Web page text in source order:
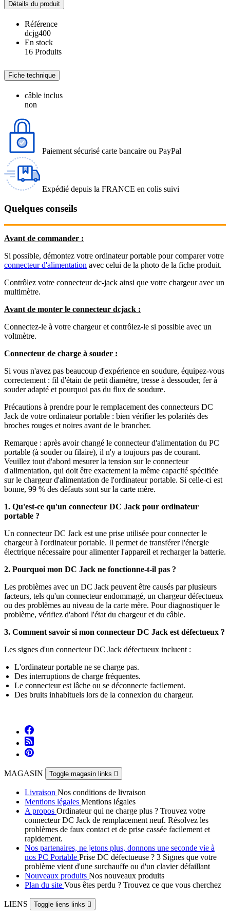
Détails du produit
Référence
dcjg400
En stock
16 Produits
Fiche technique
câble inclus
non
Paiement sécurisé carte bancaire ou PayPal
Expédié depuis la FRANCE en colis suivi
Quelques conseils
Avant de commander :
Si possible, démontez votre ordinateur portable pour comparer votre
connecteur d'alimentation avec celui de la photo de la fiche produit.
Contrôlez votre connecteur dc-jack ainsi que votre chargeur avec un
multimètre.
Avant de monter le connecteur dcjack :
Connectez-le à votre chargeur et contrôlez-le si possible avec un
voltmètre.
Connecteur de charge à souder :
Si vous n'avez pas beaucoup d'expérience en soudure, équipez-vous
correctement : fil d'étain de petit diamètre, tresse à dessouder, fer à
souder adapté et pourquoi pas du flux de soudure.
Précautions à prendre pour le remplacement des connecteurs DC
Jack de votre ordinateur portable : bien vérifier les polarités des
broches rouges et noires avant de le brancher.
Remarque : après avoir changé le connecteur d'alimentation du PC
portable (à souder ou filaire), il n'y a toujours pas de courant.
Veuillez tout d'abord mesurer la tension sur le connecteur
d'alimentation, qui doit être exactement la même capacité spécifiée
sur le chargeur d'alimentation de l'ordinateur portable. Si celle-ci est
bonne, 99 % des défauts sont sur la carte mère.
1. Qu'est-ce qu'un connecteur DC Jack pour ordinateur
portable ?
Un connecteur DC Jack est une prise utilisée pour connecter le
chargeur à l'ordinateur portable. Il permet de transférer l'énergie
électrique nécessaire pour alimenter l'appareil et recharger la batterie.
2. Pourquoi mon DC Jack ne fonctionne-t-il pas ?
Les problèmes avec un DC Jack peuvent être causés par plusieurs
facteurs, tels qu'un connecteur endommagé, un chargeur défectueux
ou des problèmes au niveau de la carte mère. Pour diagnostiquer le
problème, vérifiez d'abord l'état du chargeur et du câble.
3. Comment savoir si mon connecteur DC Jack est défectueux ?
Les signes d'un connecteur DC Jack défectueux incluent :
L'ordinateur portable ne se charge pas.
Des interruptions de charge fréquentes.
Le connecteur est lâche ou se déconnecte facilement.
Des bruits inhabituels lors de la connexion du chargeur.
MAGASIN Toggle magasin links 
Livraison Nos conditions de livraison
Mentions légales Mentions légales
A propos Ordinateur qui ne charge plus ? Trouvez votre
connecteur DC Jack de remplacement neuf. Résolvez les
problèmes de faux contact et de prise cassée facilement et
rapidement.
Nos partenaires, ne jetons plus, donnons une seconde vie à
nos PC Portable Prise DC défectueuse ? 3 Signes que votre
problème vient d'une surchauffe ou d'un clavier défaillant
Nouveaux produits Nos nouveaux produits
Plan du site Vous êtes perdu ? Trouvez ce que vous cherchez
LIENS Toggle liens links 